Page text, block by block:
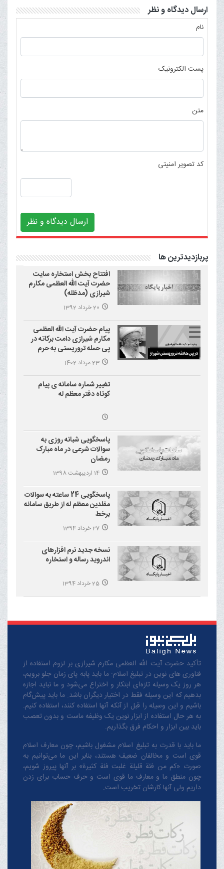
ارسال دیدگاه و نظر
نام
پست الکترونیک
متن
کد تصویر امنیتی
ارسال دیدگاه و نظر
پربازدیدترین ها
افتتاح بخش استخاره سایت
حضرت آیت الله العظمی مکارم
شیرازی (مدظله)
20 خرداد 1392
پیام حضرت آیت الله العظمی
مکارم شیرازی دامت برکاته در
پی حمله تروریستی به حرم
احمد بن موسی علیه السلام
(شاهچراغ)
23 مرداد 1402
تغییر شماره سامانه ی پیام
کوتاه دفتر معظم له
پاسخگویی شبانه روزی به
سوالات شرعی در ماه مبارک
رمضان
14 اردیبهشت 1398
پاسخگویی 24 ساعته به سوالات
مقلدین معظم له از طریق سامانه
برخط
27 خرداد 1394
نسخه جدید نرم افزارهای
اندروید رساله و استخاره
25 خرداد 1394
تأکید حضرت آیت الله العظمی مکارم شیرازی بر لزوم استفاده از
فناوری های نوین در تبلیغ اسلام: ما باید پابه پای زمان جلو برویم،
هر روز یک وسیله تازه‌ای ابتکار و اختراع می‌شود و ما نباید اجازه
بدهیم که این وسیله فقط در اختیار دیگران باشد. ما باید پیش‌گام
باشیم و این وسیله را قبل از آنکه آنها استفاده کنند، استفاده کنیم.
به هر حال استفاده از ابزار نوین یک وظیفه ماست و بدون تعصب
باید بین ابزار و احکام فرق بگذاریم.
ما باید با قدرت به تبلیغ اسلام مشغول باشیم، چون معارف اسلام
قوی است و مخالفان ضعیف هستند، بنابر این ما می‌توانیم به
صورت «کم من فئة قلیلة غلبت فئة کثیرة» بر آنها پیروز شویم،
چون منطق‌ ما و معارف ‌ما قوی است و حرف حساب برای زدن
داریم ولی آنها کارشان تخریب است.